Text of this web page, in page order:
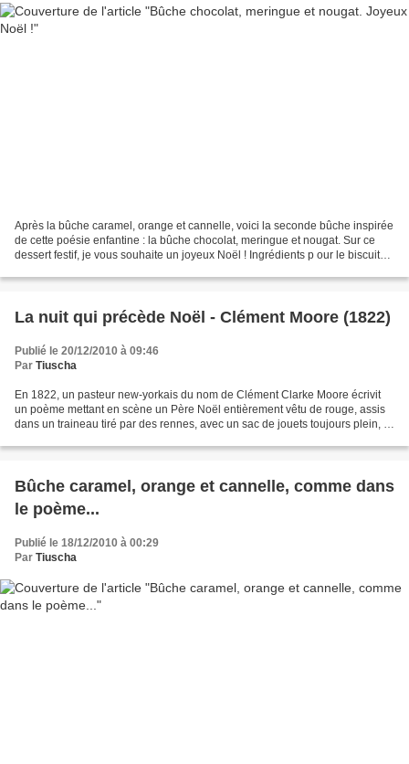
Après la bûche caramel, orange et cannelle, voici la seconde bûche inspirée
de cette poésie enfantine : la bûche chocolat, meringue et nougat. Sur ce
dessert festif, je vous souhaite un joyeux Noël ! Ingrédients p our le biscuit
La nuit qui précède Noël - Clément Moore (1822)
Publié le 20/12/2010 à 09:46
Par Tiuscha
En 1822, un pasteur new-yorkais du nom de Clément Clarke Moore écrivit
un poème mettant en scène un Père Noël entièrement vêtu de rouge, assis
dans un traineau tiré par des rennes, avec un sac de jouets toujours plein, et
Bûche caramel, orange et cannelle, comme dans
le poème...
Publié le 18/12/2010 à 00:29
Par Tiuscha